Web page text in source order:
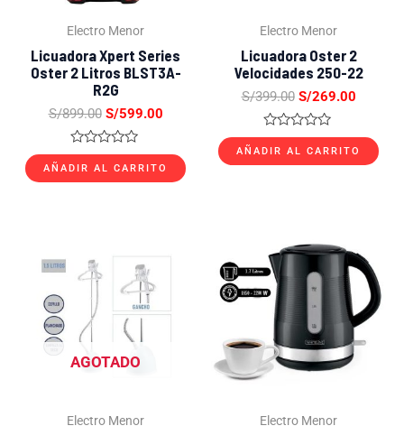
Electro Menor
Licuadora Xpert Series
Oster 2 Litros BLST3A-
R2G
S/899.00 S/599.00
Valorado
con
0
AÑADIR AL CARRITO
Electro Menor
Licuadora Oster 2
Velocidades 250-22
S/399.00 S/269.00
Valorado
con
0
AÑADIR AL CARRITO
AGOTADO
Electro Menor
original
era:
S/299.00.
S/179.00.
Electro Menor
precio
era:
S/129.00.
precio
actual
es:
S/69.00.